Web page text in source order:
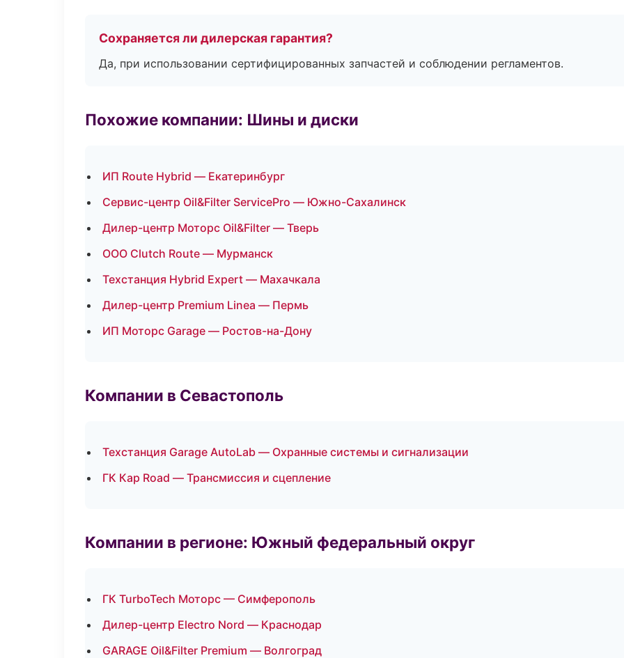
Сохраняется ли дилерская гарантия?
Да, при использовании сертифицированных запчастей и соблюдении регламентов.
Похожие компании: Шины и диски
ИП Route Hybrid — Екатеринбург
Сервис-центр Oil&Filter ServicePro — Южно-Сахалинск
Дилер-центр Моторс Oil&Filter — Тверь
ООО Clutch Route — Мурманск
Техстанция Hybrid Expert — Махачкала
Дилер-центр Premium Linea — Пермь
ИП Моторс Garage — Ростов-на-Дону
Компании в Севастополь
Техстанция Garage AutoLab — Охранные системы и сигнализации
ГК Кар Road — Трансмиссия и сцепление
Компании в регионе: Южный федеральный округ
ГК TurboTech Моторс — Симферополь
Дилер-центр Electro Nord — Краснодар
GARAGE Oil&Filter Premium — Волгоград